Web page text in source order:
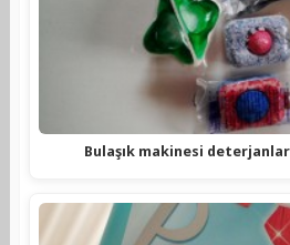
Bulaşık makinesi